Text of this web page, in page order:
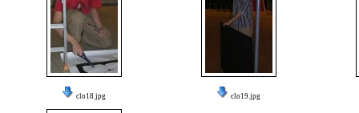
clo18.jpg clo19.jpg